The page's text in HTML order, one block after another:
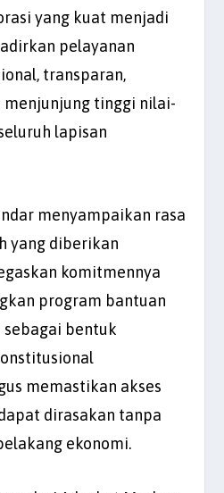
yang kuat menjadi
pelayanan
transparan,
tinggi nilai-
lapisan
menyampaikan rasa
yang diberikan
komitmennya
program bantuan
sebagai bentuk
memastikan akses
dirasakan tanpa
ekonomi.